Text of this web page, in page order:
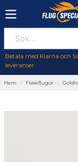
Betala med Klarna och
leveranser
Hem Fiskeflugor